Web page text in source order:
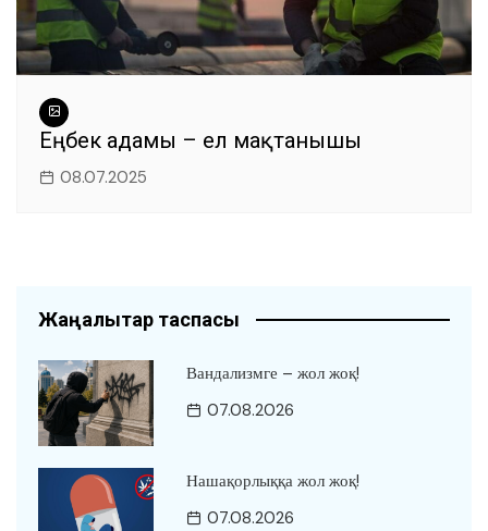
Еңбек адамы – ел мақтанышы
08.07.2025
Жаңалықтар таспасы
Вандализмге – жол жоқ!
07.08.2026
Нашақорлыққа жол жоқ!
07.08.2026